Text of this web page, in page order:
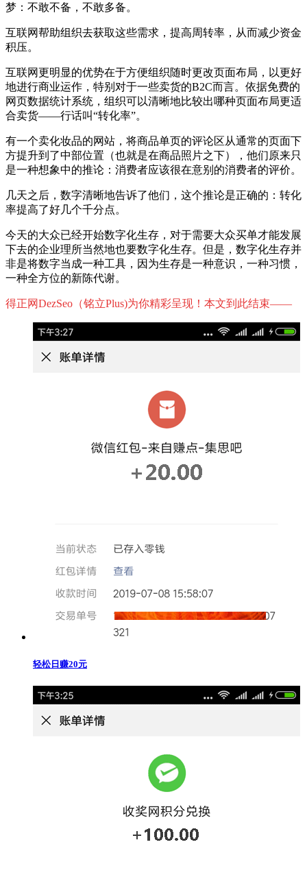
梦：不敢不备，不敢多备。
互联网帮助组织去获取这些需求，提高周转率，从而减少资金
积压。
互联网更明显的优势在于方便组织随时更改页面布局，以更好
地进行商业运作，特别对于一些卖货的B2C而言。依据免费的
网页数据统计系统，组织可以清晰地比较出哪种页面布局更适
合卖货——行话叫“转化率”。
有一个卖化妆品的网站，将商品单页的评论区从通常的页面下
方提升到了中部位置（也就是在商品照片之下），他们原来只
是一种想象中的推论：消费者应该很在意别的消费者的评价。
几天之后，数字清晰地告诉了他们，这个推论是正确的：转化
率提高了好几个千分点。
今天的大众已经开始数字化生存，对于需要大众买单才能发展
下去的企业理所当然地也要数字化生存。但是，数字化生存并
非是将数字当成一种工具，因为生存是一种意识，一种习惯，
一种全方位的新陈代谢。
得正网DezSeo（铭立Plus)为你精彩呈现！本文到此结束——
轻松日赚20元